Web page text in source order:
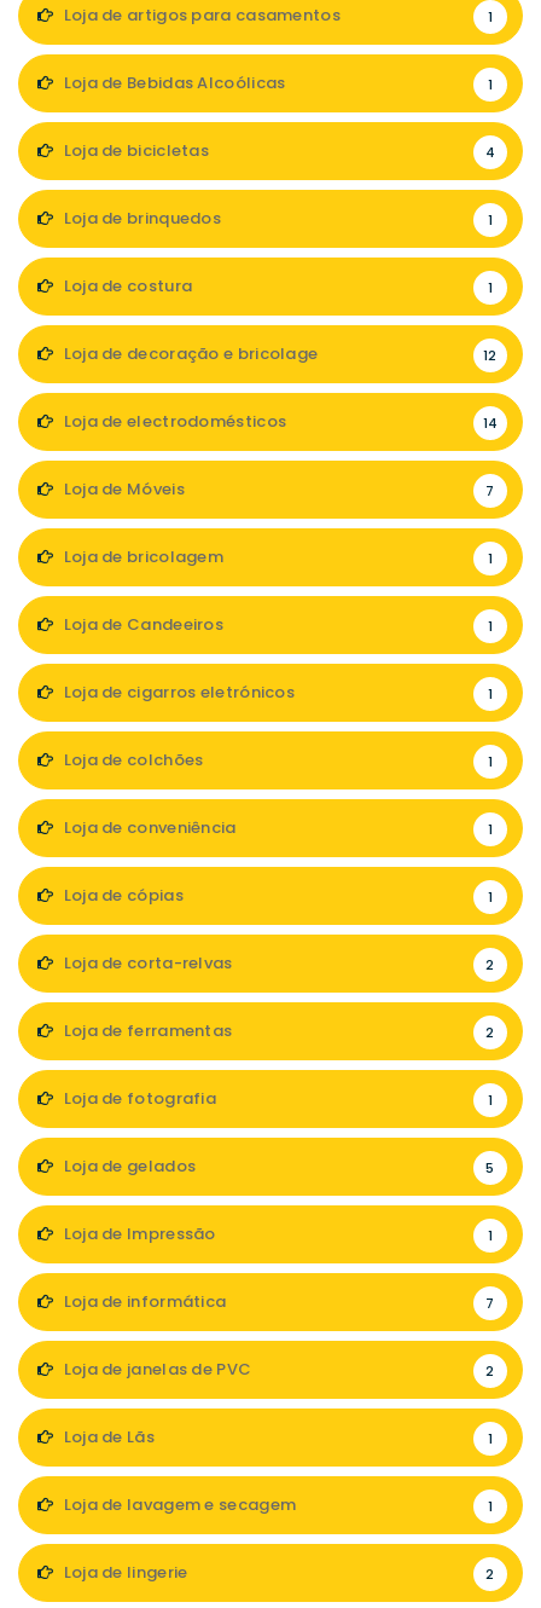
Loja de artigos para casamentos 1
Loja de Bebidas Alcoólicas 1
Loja de bicicletas 4
Loja de brinquedos 1
Loja de costura 1
Loja de decoração e bricolage 12
Loja de electrodomésticos 14
Loja de Móveis 7
Loja de bricolagem 1
Loja de Candeeiros 1
Loja de cigarros eletrónicos 1
Loja de colchões 1
Loja de conveniência 1
Loja de cópias 1
Loja de corta-relvas 2
Loja de ferramentas 2
Loja de fotografia 1
Loja de gelados 5
Loja de Impressão 1
Loja de informática 7
Loja de janelas de PVC 2
Loja de Lãs 1
Loja de lavagem e secagem 1
Loja de lingerie 2